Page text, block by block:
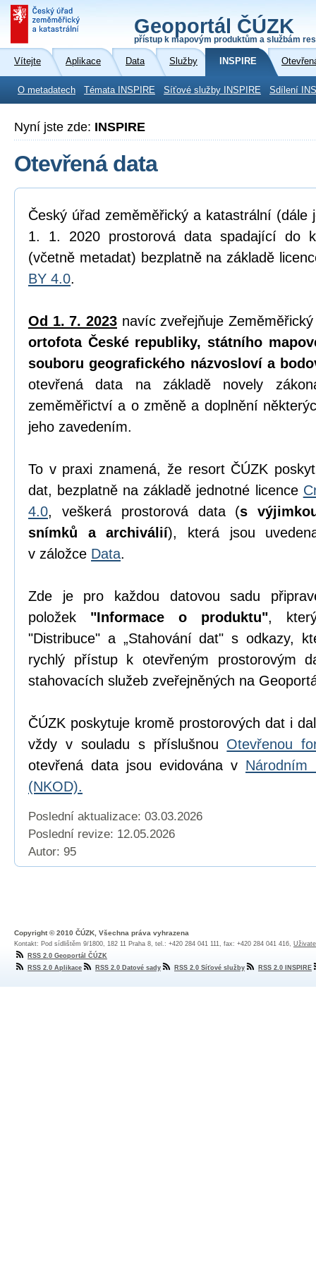
Geoportál ČÚZK
přístup k mapovým produktům a službám
Vítejte Aplikace Data Služby INSPIRE
O metadatech Témata INSPIRE Síťové služby INSPIRE Sdílení
Nyní jste zde: INSPIRE
Otevřená data
Český úřad zeměměřický a katastrální (dále
1. 1. 2020 prostorová data spadající do
(včetně metadat) bezplatně na základě
BY 4.0.
Od 1. 7. 2023 navíc zveřejňuje
ortofota České republiky, státního
souboru geografického názvosloví a
otevřená data na základě novely
zeměměřictví a o změně a doplnění
jeho zavedením.
To v praxi znamená, že resort ČÚZK
dat, bezplatně na základě jednotné licence
4.0, veškerá prostorová data (s
snímků a archiválií), která jsou
v záložce Data.
Zde je pro každou datovou sadu
položek "Informace o produktu",
"Distribuce" a „Stahování dat" s odkazy,
rychlý přístup k otevřeným prostorovým
stahovacích služeb zveřejněných na
ČÚZK poskytuje kromě prostorových dat i
vždy v souladu s příslušnou Otevřenou
otevřená data jsou evidována v Národním
(NKOD).
Poslední aktualizace: 03.03.2026
Poslední revize: 12.05.2026
Autor: 95
Copyright © 2010 ČÚZK, Všechna práva vyhrazena
Kontakt: Pod sídlištěm 9/1800, 182 11 Praha 8, tel.: +420 284 041 111, fax: +420 284 041 416,
RSS 2.0 Geoportál ČÚZK
RSS 2.0 Aplikace
RSS 2.0 Datové sady RSS 2.0 Síťové služby RSS 2.0 INSPIRE